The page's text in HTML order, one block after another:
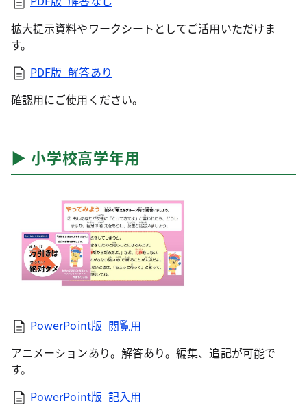
拡大提示資料やワークシートとしてご活用いただけま
す。
PDF版_解答あり
確認用にご使用ください。
▶︎ 小学校高学年用
PowerPoint版_閲覧用
アニメーションあり。解答あり。編集、追記が可能で
す。
PowerPoint版_記入用